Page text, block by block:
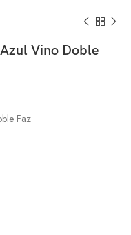
Vino Doble
Faz